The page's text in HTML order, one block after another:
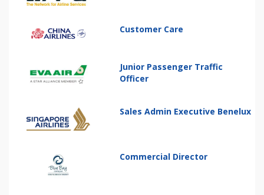
Customer Care
Junior Passenger Traffic
Officer
Sales Admin Executive Benelux
Commercial Director